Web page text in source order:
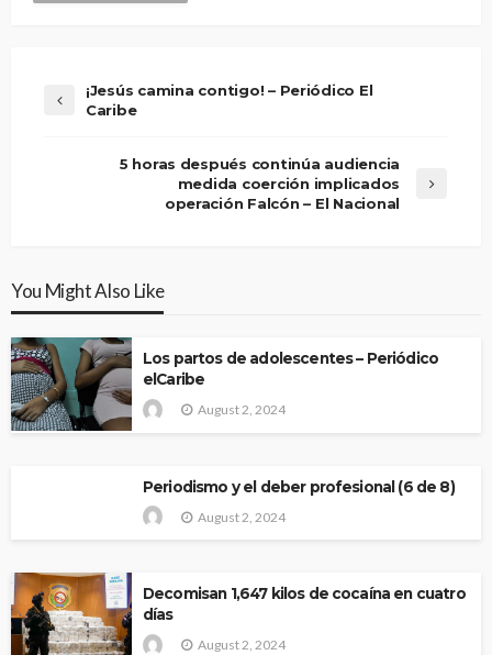
¡Jesús camina contigo! – Periódico El
Caribe
5 horas después continúa audiencia
medida coerción implicados
operación Falcón – El Nacional
You Might Also Like
Los partos de adolescentes – Periódico
elCaribe
August 2, 2024
Periodismo y el deber profesional (6 de 8)
August 2, 2024
Decomisan 1,647 kilos de cocaína en cuatro
días
August 2, 2024